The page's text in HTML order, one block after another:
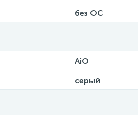
без ОС
AiO
серый